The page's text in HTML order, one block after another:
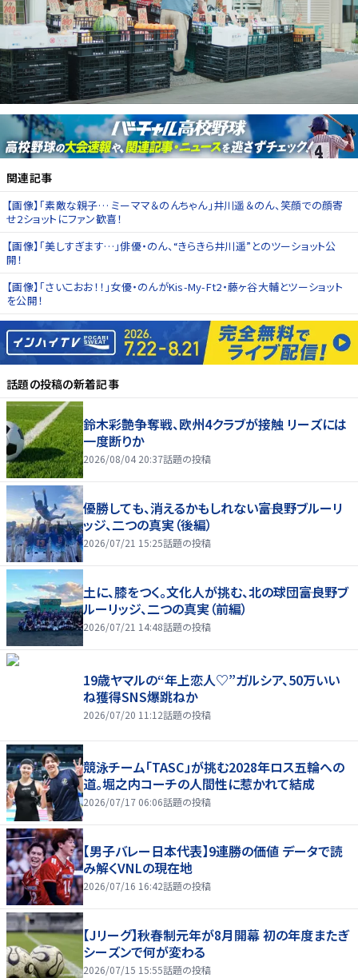
関連記事
【画像】「素敵な親子… ミーママ＆のんちゃん」井川遥＆のん、笑顔での顔寄
せ2ショットにファン歓喜！
【画像】「美しすぎます…」俳優・のん、“きらきら井川遥”とのツーショット公
開！
【画像】「さいこおお！！」女優・のんがKis-My-Ft2・藤ヶ谷大輔とツーショット
を公開！
話題の投稿の新着記事
鈴木彩艶争奪戦、欧州4クラブが接触 リーズには
一度断りか
2026/08/04 20:37話題の投稿
優勝しても、消えるかもしれない――富良野ブルーリ
ッジ、二つの真実（後編）
2026/07/21 15:25話題の投稿
土に、膝をつく。文化人が挑む、北の球団――富良野ブ
ルーリッジ、二つの真実（前編）
2026/07/21 14:48話題の投稿
19歳ヤマルの“年上恋人♡”ガルシア、50万いい
ね獲得SNS爆跳ねか
2026/07/20 11:12話題の投稿
競泳チーム「TASC」が挑む2028年ロス五輪への
道。堀之内コーチの人間性に惹かれて結成
2026/07/17 06:06話題の投稿
【男子バレー日本代表】9連勝の価値 データで読
み解くVNLの現在地
2026/07/16 16:42話題の投稿
【Jリーグ】秋春制元年が8月開幕 初の年度またぎ
シーズンで何が変わる
2026/07/15 15:55話題の投稿